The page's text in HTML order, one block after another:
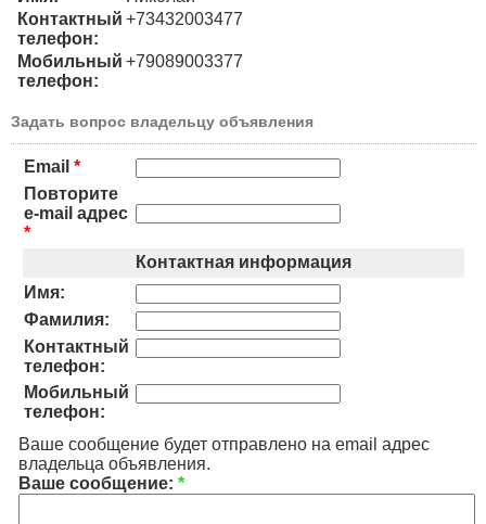
Контактный
телефон:
+73432003477
Мобильный
телефон:
+79089003377
Задать вопрос владельцу объявления
Email *
Повторите
e-mail адрес
*
Контактная информация
Имя:
Фамилия:
Контактный
телефон:
Мобильный
телефон:
Ваше сообщение будет отправлено на email адрес
владельца объявления.
Ваше сообщение: *